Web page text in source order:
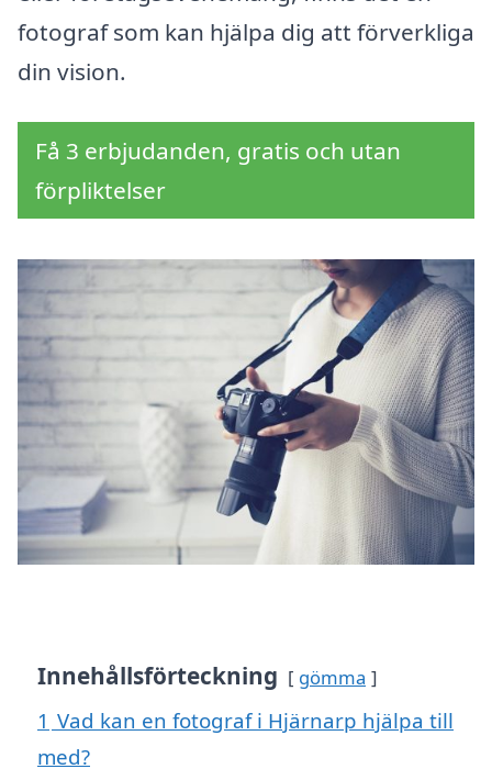
fotograf som kan hjälpa dig att förverkliga
din vision.
Få 3 erbjudanden, gratis och utan
förpliktelser
Innehållsförteckning gömma
1 Vad kan en fotograf i Hjärnarp hjälpa till
med?